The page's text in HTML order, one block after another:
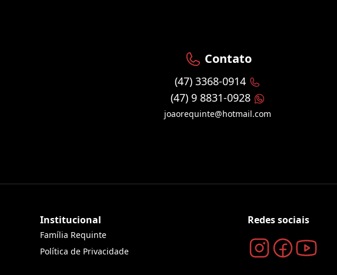
Contato
(47) 3368-0914
(47) 9 8831-0928
joaorequinte@hotmail.com
Institucional
Família Requinte
Política de Privacidade
Redes sociais